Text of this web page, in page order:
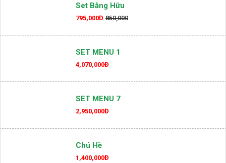
Set Bằng Hữu
795,000Đ 850,000
SET MENU 1
4,070,000Đ
SET MENU 7
2,950,000Đ
Chú Hề
1,400,000Đ